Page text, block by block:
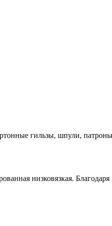
гильзы, шпули,
низковязкая.